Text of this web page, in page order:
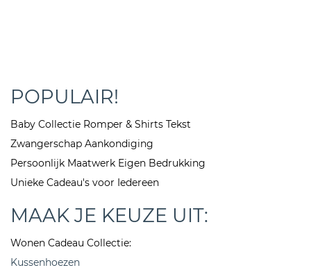
POPULAIR!
Baby Collectie Romper & Shirts Tekst
Zwangerschap Aankondiging
Persoonlijk Maatwerk Eigen Bedrukking
Unieke Cadeau's voor Iedereen
MAAK JE KEUZE UIT:
Wonen Cadeau Collectie:
Kussenhoezen